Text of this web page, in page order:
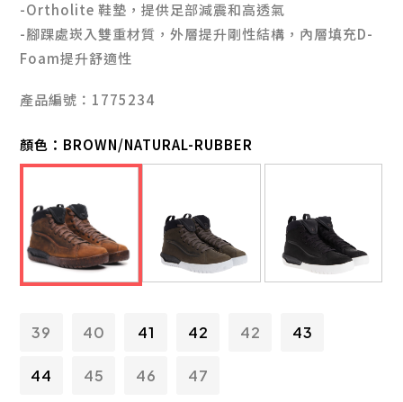
-Ortholite 鞋墊，提供足部減震和高透氣
-腳踝處崁入雙重材質，外層提升剛性結構，內層填充D-
Foam提升舒適性
產品編號：1775234
顏色： BROWN/NATURAL-RUBBER
39 40 41 42 42 43
44 45 46 47